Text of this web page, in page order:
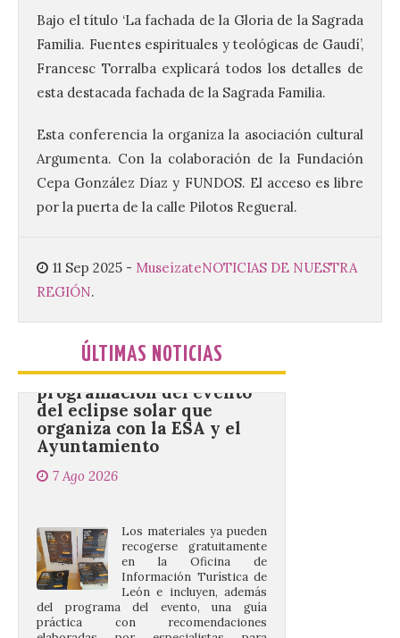
Bajo el título ‘La fachada de la Gloria de la Sagrada
Familia. Fuentes espirituales y teológicas de Gaudí’,
Francesc Torralba explicará todos los detalles de
esta destacada fachada de la Sagrada Familia.
Esta conferencia la organiza la asociación cultural
Argumenta. Con la colaboración de la Fundación
Cepa González Díaz y FUNDOS. El acceso es libre
por la puerta de la calle Pilotos Regueral.
11 Sep 2025 - MuseízateNOTICIAS DE NUESTRA
REGIÓN.
ÚLTIMAS NOTICIAS
BIC en estado de ruina
7 Ago 2026
desde 1949. Los
procuradores leonesistas
contacte cuanto antes con los
propietarios para exigirles medidas
inmediatas que frenen el deterioro y el
La Universidad de León
distribuye folletos con la
programación del evento
del eclipse solar que
organiza con la ESA y el
Ayuntamiento
7 Ago 2026
en la Oficina de
Información Turística de
León e incluyen, además
del programa del evento, una guía
práctica con recomendaciones
elaboradas por especialistas para
observar el eclipse con seguridad León, 7
de agosto de 2026. La programación […]